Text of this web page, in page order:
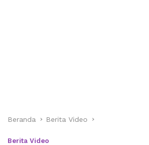
Beranda Berita Video
Berita Video